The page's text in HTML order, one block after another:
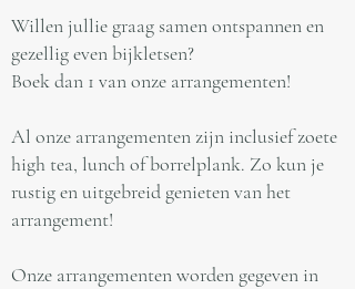
Willen jullie graag samen ontspannen en
gezellig even bijkletsen?
Boek dan 1 van onze arrangementen!
Al onze arrangementen zijn inclusief zoete
high tea, lunch of borrelplank. Zo kun je
rustig en uitgebreid genieten van het
arrangement!
Onze arrangementen worden gegeven in